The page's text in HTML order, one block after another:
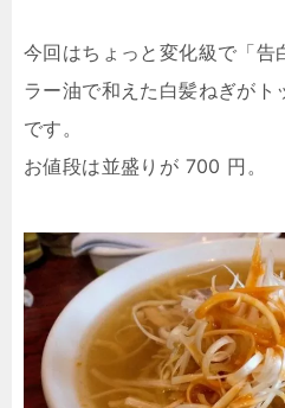
今回はちょっと変化級で「告
ラー油で和えた白髪ねぎがト
です。
お値段は並盛りが 700 円。